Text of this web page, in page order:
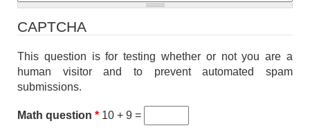
CAPTCHA
This question is for testing whether or not you are a
human visitor and to prevent automated spam
submissions.
Math question * 10 + 9 =